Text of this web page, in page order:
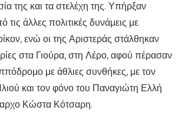
της και τα στελέχη της. Υπήρξαν
τις άλλες πολιτικές δυνάμεις με
ενώ οι της Αριστεράς στάλθηκαν
στα Γιούρα, στη Λέρο, αφού πέρασαν
με άθλιες συνθήκες, με τον
και τον φόνο του Παναγιώτη Ελλή
Κώστα Κότσαρη.